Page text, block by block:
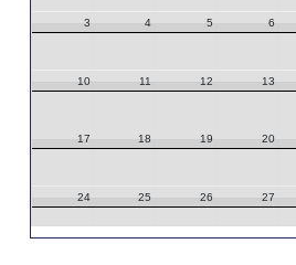
3 4 5 6
10 11 12 13
17 18 19 20
24 25 26 27